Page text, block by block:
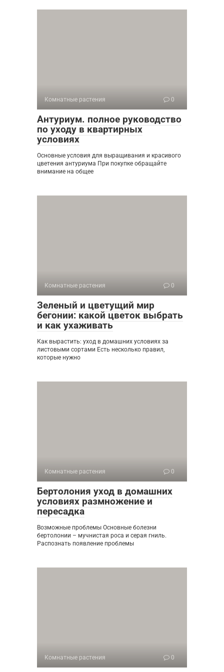
Комнатные растения 0
Антуриум. полное руководство
по уходу в квартирных
условиях
Основные условия для выращивания и красивого
цветения антуриума При покупке обращайте
внимание на общее
Комнатные растения 0
Зеленый и цветущий мир
бегонии: какой цветок выбрать
и как ухаживать
Как вырастить: уход в домашних условиях за
листовыми сортами Есть несколько правил,
которые нужно
Комнатные растения 0
Бертолония уход в домашних
условиях размножение и
пересадка
Возможные проблемы Основные болезни
бертолонии – мучнистая роса и серая гниль.
Распознать появление проблемы
Комнатные растения 0